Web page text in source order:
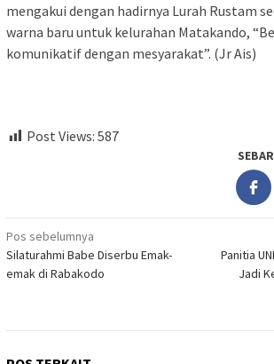
mengakui dengan hadirnya Lurah Rustam
warna baru untuk kelurahan Matakando,
komunikatif dengan mesyarakat”. (Jr Ais)
Post Views: 587
Navigasi
pos
Pos sebelumnya
Silaturahmi Babe Diserbu Emak-
emak di Rabakodo
Panitia
Jadi